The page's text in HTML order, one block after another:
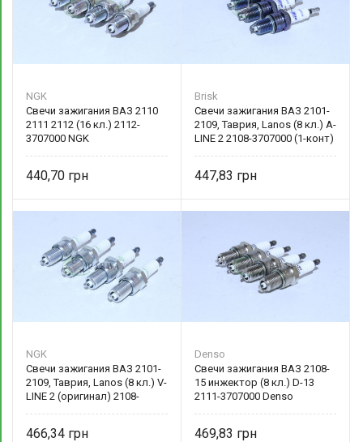
NGK
Свечи зажигания ВАЗ 2110
2111 2112 (16 кл.) 2112-
3707000 NGK
440,70
Brisk
Свечи зажигания ВАЗ 2101-
2109, Таврия, Lanos (8 кл.) A-
LINE 2 2108-3707000 (1-конт)
447,83
NGK
Свечи зажигания ВАЗ 2101-
2109, Таврия, Lanos (8 кл.) V-
LINE 2 (оригинал) 2108-
466,34
Denso
Свечи зажигания ВАЗ 2108-
15 инжектор (8 кл.) D-13
2111-3707000 Denso
469,83